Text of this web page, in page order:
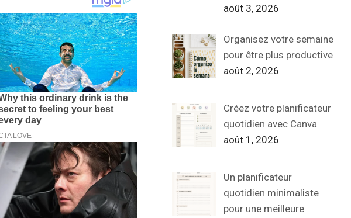
août 3, 2026
Organisez votre semaine
pour être plus productive
août 2, 2026
Créez votre planificateur
quotidien avec Canva
août 1, 2026
Un planificateur
quotidien minimaliste
pour une meilleure